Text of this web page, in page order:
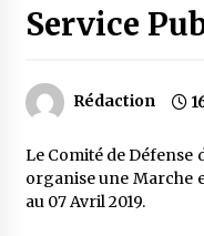
Service
Rédaction
Le Comité de
organise une Marche
au 07 Avril 2019.